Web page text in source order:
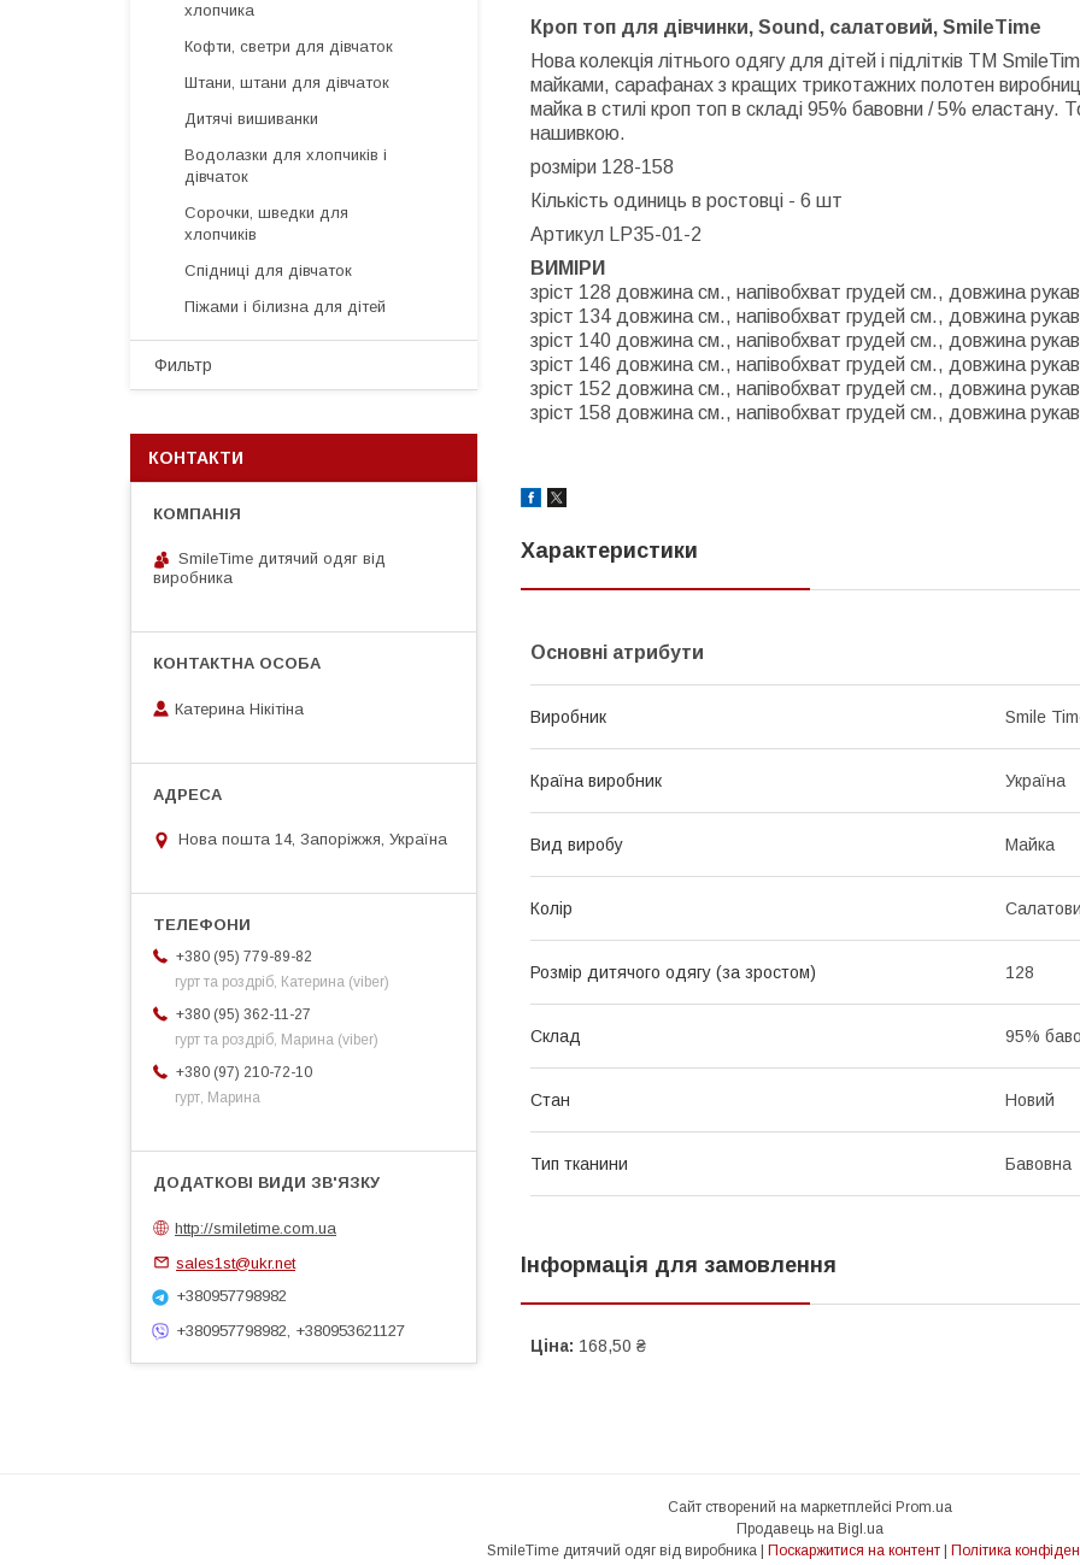
Кроп топ для дівчинки, Sound, салатовий, SmileTime
Нова колекція літнього одягу для дітей і підлітків ТМ
майками, сарафанах з кращих трикотажних полотен
майка в стилі кроп топ в складі 95% бавовни / 5% еластану.
нашивкою.
розміри 128-158
Кількість одиниць в ростовці - 6 шт
Артикул LP35-01-2
ВИМІРИ
зріст 128 довжина см., напівобхват грудей см., довжина
зріст 134 довжина см., напівобхват грудей см., довжина
зріст 140 довжина см., напівобхват грудей см., довжина
зріст 146 довжина см., напівобхват грудей см., довжина
зріст 152 довжина см., напівобхват грудей см., довжина
зріст 158 довжина см., напівобхват грудей см., довжина
Характеристики
Основні атрибути
Виробник Smile
Країна виробник Україна
Вид виробу Майка
Колір
Розмір дитячого одягу (за зростом) 128
Склад 95%
Стан Новий
Тип тканини Бавовна
Інформація для замовлення
Ціна: 168,50 ₴
хлопчика
Кофти, светри для дівчаток
Штани, штани для дівчаток
Дитячі вишиванки
Водолазки для хлопчиків і
дівчаток
Сорочки, шведки для
хлопчиків
Спідниці для дівчаток
Піжами і білизна для дітей
Фильтр
КОНТАКТИ
SmileTime дитячий одяг від
виробника
Катерина Нікітіна
Нова пошта 14, Запоріжжя, Україна
+380 (95) 779-89-82
гурт та роздріб, Катерина (viber)
+380 (95) 362-11-27
гурт та роздріб, Марина (viber)
+380 (97) 210-72-10
гурт, Марина
http://smiletime.com.ua
sales1st@ukr.net
+380957798982
+380957798982, +380953621127
Сайт створений на маркетплейсі Prom.ua
Продавець на Bigl.ua
SmileTime дитячий одяг від виробника | Поскаржитися на контент | Політика